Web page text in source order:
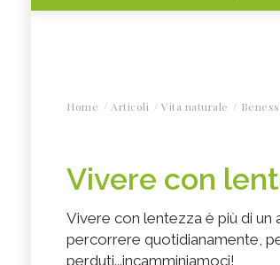
Home Articoli Vita naturale
Vivere con
Vivere con lentezza è più di un
percorrere quotidianamente,
perduti...incamminiamoci!